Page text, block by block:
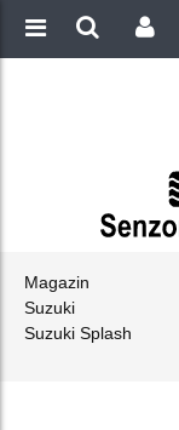
Magazin
Suzuki
Suzuki Splash